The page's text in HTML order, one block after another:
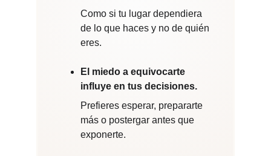
Como si tu lugar dependiera
de lo que haces y no de quién
eres.
El miedo a equivocarte
influye en tus decisiones.
Prefieres esperar, prepararte
más o postergar antes que
exponerte.